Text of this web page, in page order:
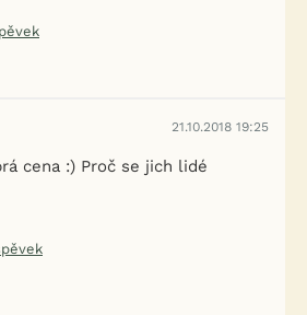
21.10.2018 19:25
cena :) Proč se jich lidé